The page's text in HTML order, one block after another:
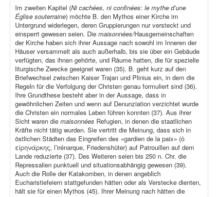
Im zweiten Kapitel (Ni cachées, ni confinées: le mythe d’une
Église souterraine) möchte B. den Mythos einer Kirche im
Untergrund widerlegen, deren Gruppierungen nur versteckt und
einsperrt gewesen seien. Die maisonnées/Hausgemeinschaften
der Kirche haben sich ihrer Aussage nach sowohl im Inneren der
Häuser versammelt als auch außerhalb, bis sie über ein Gebäude
verfügten, das ihnen gehörte, und Räume hatten, die für spezielle
liturgische Zwecke geeignet waren (35). B. geht kurz auf den
Briefwechsel zwischen Kaiser Trajan und Plinius ein, in dem die
Regeln für die Verfolgung der Christen genau formuliert sind (36).
Ihre Grundthese besteht aber in der Aussage, dass in
gewöhnlichen Zeiten und wenn auf Denunziation verzichtet wurde
die Christen ein normales Leben führen konnten (37). Aus ihrer
Sicht waren die maisonnées Refugien, in denen die staatlichen
Kräfte nicht tätig wurden. Sie vertritt die Meinung, dass sich in
östlichen Städten das Eingreifen des «gardien de la paix» (ὁ
εἰρηνάρκης, l’irénarque, Friedenshüter) auf Patrouillen auf dem
Lande reduzierte (37). Des Weiteren seien bis 250 n. Chr. die
Repressalien punktuell und situationsabhängig gewesen (39).
Auch die Rolle der Katakomben, in denen angeblich
Eucharistiefeiern stattgefunden hätten oder als Verstecke dienten,
hält sie für einen Mythos (45). Ihrer Meinung nach hätten die